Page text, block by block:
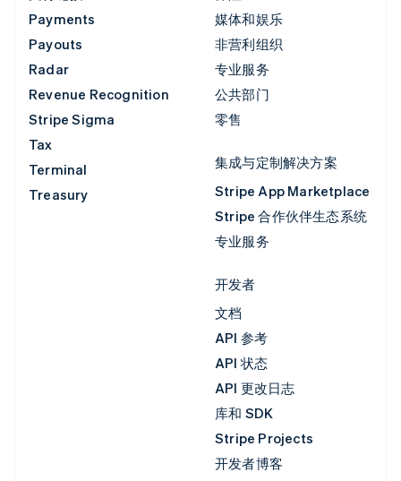
Payments
Payouts
Radar
Revenue Recognition
Stripe Sigma
Tax
Terminal
Treasury
媒体和娱乐
非营利组织
专业服务
公共部门
零售
集成与定制解决方案
Stripe App Marketplace
Stripe 合作伙伴生态系统
专业服务
开发者
文档
API 参考
API 状态
API 更改日志
库和 SDK
Stripe Projects
开发者博客